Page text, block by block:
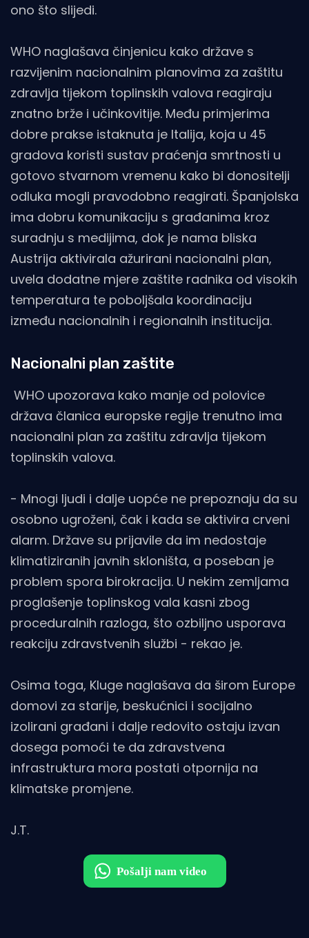
ono što slijedi.
WHO naglašava činjenicu kako države s
razvijenim nacionalnim planovima za zaštitu
zdravlja tijekom toplinskih valova reagiraju
znatno brže i učinkovitije. Među primjerima
dobre prakse istaknuta je Italija, koja u 45
gradova koristi sustav praćenja smrtnosti u
gotovo stvarnom vremenu kako bi donositelji
odluka mogli pravodobno reagirati. Španjolska
ima dobru komunikaciju s građanima kroz
suradnju s medijima, dok je nama bliska
Austrija aktivirala ažurirani nacionalni plan,
uvela dodatne mjere zaštite radnika od visokih
temperatura te poboljšala koordinaciju
između nacionalnih i regionalnih institucija.
Nacionalni plan zaštite
WHO upozorava kako manje od polovice
država članica europske regije trenutno ima
nacionalni plan za zaštitu zdravlja tijekom
toplinskih valova.
- Mnogi ljudi i dalje uopće ne prepoznaju da su
osobno ugroženi, čak i kada se aktivira crveni
alarm. Države su prijavile da im nedostaje
klimatiziranih javnih skloništa, a poseban je
problem spora birokracija. U nekim zemljama
proglašenje toplinskog vala kasni zbog
proceduralnih razloga, što ozbiljno usporava
reakciju zdravstvenih službi - rekao je.
Osima toga, Kluge naglašava da širom Europe
domovi za starije, beskućnici i socijalno
izolirani građani i dalje redovito ostaju izvan
dosega pomoći te da zdravstvena
infrastruktura mora postati otpornija na
klimatske promjene.
J.T.